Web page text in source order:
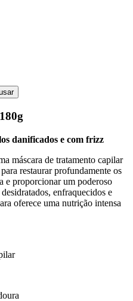
danificados e com frizz
máscara de tratamento capilar
restaurar profundamente os
e proporcionar um poderoso
enfraquecidos e
oferece uma nutrição intensa